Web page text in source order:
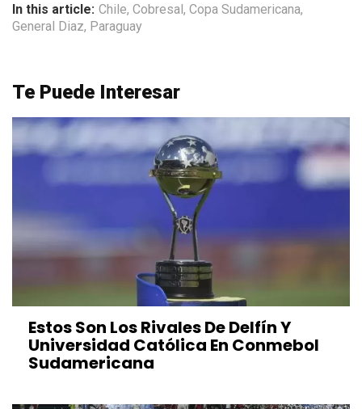
In this article: Chile, Cobresal, Copa Sudamericana,
General Diaz, Paraguay
Te Puede Interesar
Estos Son Los Rivales De Delfín Y
Universidad Católica En Conmebol
Sudamericana